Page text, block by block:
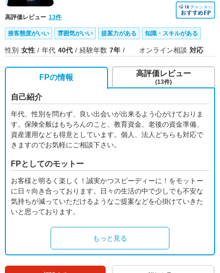
高評価レビュー 13件
接客態度がいい 雰囲気がいい 提案力がある 知識・スキルがある
性別 女性 年代 40代 経験年数 7年 オンライン相談 対応
FPの情報
自己紹介
年代、性別を問わず、良い出会いが出来るよう心がけておりま
す。保険全般はもちろんのこと、教育資金、老後の資金準備、
資産運用なども得意としています。個人、法人どちらも対応で
きますのでお気軽にご相談下さい。
FPとしてのモットー
お客様と明るく楽しく！誠実かつスピーディーに！をモットー
に日々向き合っております。日々の生活の中で少しでも不安な
気持ちが減っていただけるようなご提案などを心掛けていきた
いと思っております。
もっと見る
高評価レビュー
(13件)